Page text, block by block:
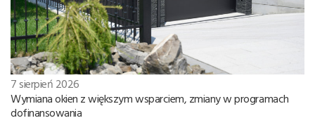
7 sierpień 2026
Wymiana okien z większym wsparciem, zmiany w programach
dofinansowania